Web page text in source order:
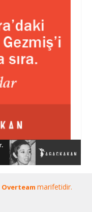
Overteam marifetidir.